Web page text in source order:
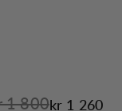
1 800Salgspris
kr 1 260